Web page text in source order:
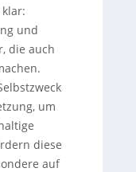
und
die auch
um
diese
auf